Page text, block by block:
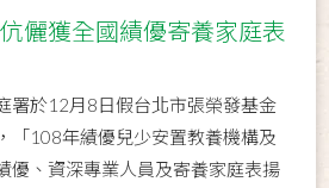
儷獲全國績優寄養家庭表
署於12月8日假台北市張榮發基金
「108年績優兒少安置教養機構及
優、資深專業人員及寄養家庭表揚